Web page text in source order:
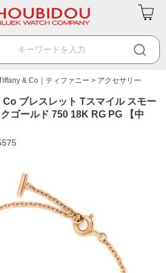
& Co｜ティファニー アクセサリー
ブレスレット Tスマイル スモー
ゴールド 750 18K RG PG 【中